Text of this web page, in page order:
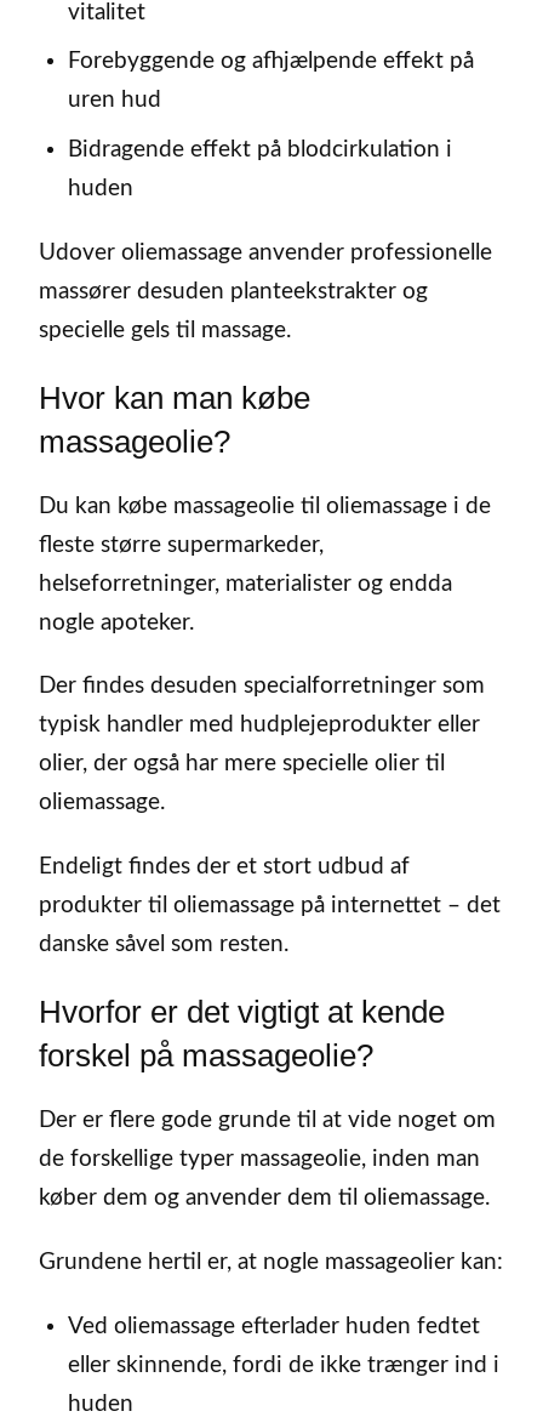
vitalitet
Forebyggende og afhjælpende effekt på
uren hud
Bidragende effekt på blodcirkulation i
huden
Udover oliemassage anvender professionelle
massører desuden planteekstrakter og
specielle gels til massage.
Hvor kan man købe
massageolie?
Du kan købe massageolie til oliemassage i de
fleste større supermarkeder,
helseforretninger, materialister og endda
nogle apoteker.
Der findes desuden specialforretninger som
typisk handler med hudplejeprodukter eller
olier, der også har mere specielle olier til
oliemassage.
Endeligt findes der et stort udbud af
produkter til oliemassage på internettet – det
danske såvel som resten.
Hvorfor er det vigtigt at kende
forskel på massageolie?
Der er flere gode grunde til at vide noget om
de forskellige typer massageolie, inden man
køber dem og anvender dem til oliemassage.
Grundene hertil er, at nogle massageolier kan:
Ved oliemassage efterlader huden fedtet
eller skinnende, fordi de ikke trænger ind i
huden